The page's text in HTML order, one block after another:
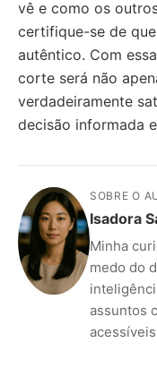
vê e como os
certifique-se de
autêntico. Com
corte será não
verdadeiramente
decisão informada
SOBRE O
Isadora
Minha
medo do
assuntos